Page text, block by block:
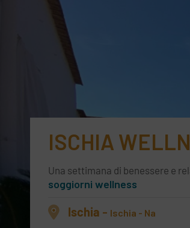
ISCHIA
Una settimana di benessere e
soggiorni wellness
Ischia - Ischia - Na